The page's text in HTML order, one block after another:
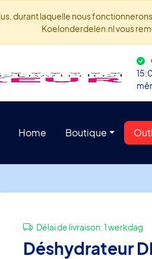
durant laquelle nous
Koelonderdelen.nl vous
Home Boutique
Délai de livraison:1 werkdag
Déshydrateur